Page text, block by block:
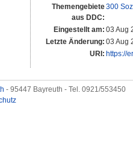
Themengebiete
aus DDC:
300
Eingestellt am: 03 Aug
Letzte Änderung: 03 Aug
URI: https://
- 95447 Bayreuth - Tel. 0921/553450